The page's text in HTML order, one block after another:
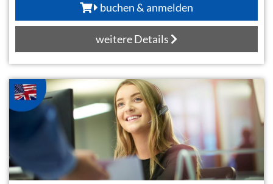
buchen & anmelden
weitere Details